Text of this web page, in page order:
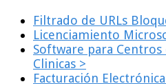
Filtrado de URLs
Licenciamiento
Software para
Clinicas >
Facturación